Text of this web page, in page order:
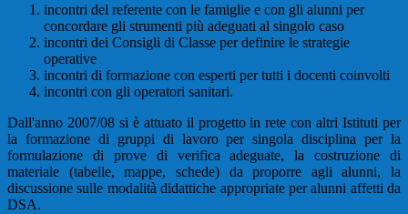
incontri del referente con le famiglie e con gli alunni per
concordare gli strumenti più adeguati al singolo caso
incontri dei Consigli di Classe per definire le strategie
operative
incontri di formazione con esperti per tutti i docenti coinvolti
incontri con gli operatori sanitari.
Dall'anno 2007/08 si è attuato il progetto in rete con altri Istituti per
la formazione di gruppi di lavoro per singola disciplina per la
formulazione di prove di verifica adeguate, la costruzione di
materiale (tabelle, mappe, schede) da proporre agli alunni, la
discussione sulle modalità didattiche appropriate per alunni affetti da
DSA.